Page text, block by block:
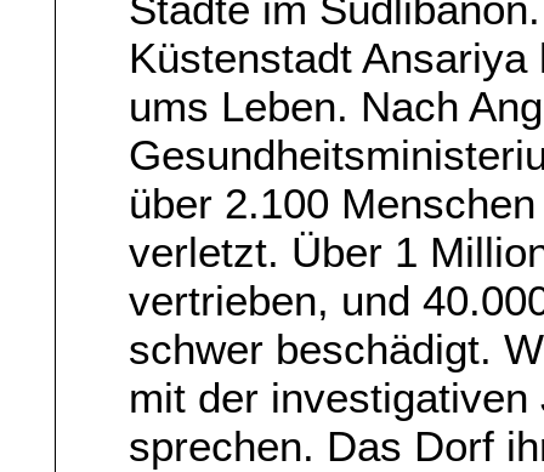
Küstenstadt
ums Leben. Nach
über 2.100
verletzt. Über 1
vertrieben, und
schwer beschädigt.
mit der
sprechen. Das Dorf